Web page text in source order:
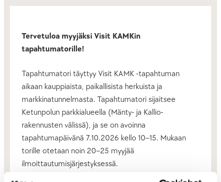
Tervetuloa myyjäksi Visit KAMKin
tapahtumatorille!
Tapahtumatori täyttyy Visit KAMK -tapahtuman
aikaan kauppiaista, paikallisista herkuista ja
markkinatunnelmasta. Tapahtumatori sijaitsee
Ketunpolun parkkialueella (Mänty- ja Kallio-
rakennusten välissä), ja se on avoinna
tapahtumapäivänä 7.10.2026 kello 10–15. Mukaan
torille otetaan noin 20–25 myyjää
ilmoittautumisjärjestyksessä.